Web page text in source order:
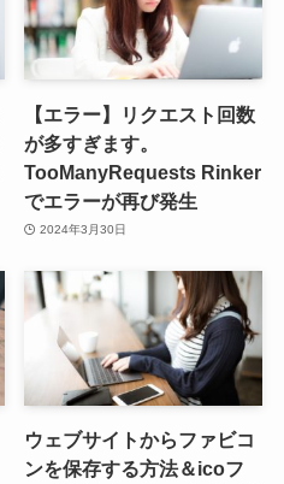
【エラー】リクエスト回数
が多すぎます。
TooManyRequests Rinker
でエラーが再び発生
2024年3月30日
ウェブサイトからファビコ
ンを保存する方法＆icoフ